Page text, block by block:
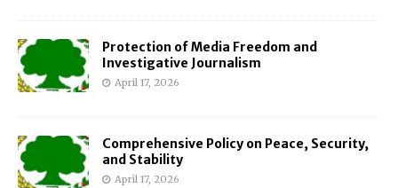
Protection of Media Freedom and
Investigative Journalism
April 17, 2026
Comprehensive Policy on Peace, Security,
and Stability
April 17, 2026